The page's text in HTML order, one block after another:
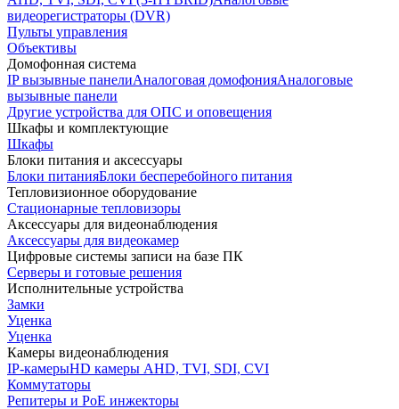
видеорегистраторы (DVR)
Пульты управления
Объективы
Домофонная система
IP вызывные панелиАналоговая домофонияАналоговые
вызывные панели
Другие устройства для ОПС и оповещения
Шкафы и комплектующие
Шкафы
Блоки питания и аксессуары
Блоки питанияБлоки бесперебойного питания
Тепловизионное оборудование
Стационарные тепловизоры
Аксессуары для видеонаблюдения
Аксессуары для видеокамер
Цифровые системы записи на базе ПК
Серверы и готовые решения
Исполнительные устройства
Замки
Уценка
Уценка
Камеры видеонаблюдения
IP-камерыHD камеры AHD, TVI, SDI, CVI
Коммутаторы
Репитеры и PoE инжекторы